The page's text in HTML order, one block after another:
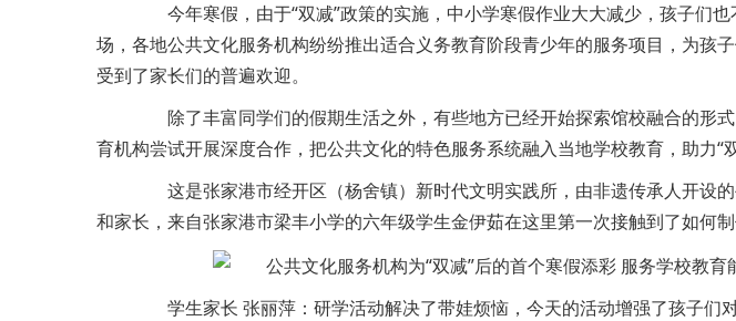
今年寒假，由于“双减”政策的实施，中小学寒假作业大大减少，孩子们也
场，各地公共文化服务机构纷纷推出适合义务教育阶段青少年的服务项目，为孩
受到了家长们的普遍欢迎。
除了丰富同学们的假期生活之外，有些地方已经开始探索馆校融合的形
育机构尝试开展深度合作，把公共文化的特色服务系统融入当地学校教育，助力“双
这是张家港市经开区（杨舍镇）新时代文明实践所，由非遗传承人开设
和家长，来自张家港市梁丰小学的六年级学生金伊茹在这里第一次接触到了如何制
学生家长 张丽萍：研学活动解决了带娃烦恼，今天的活动增强了孩子们